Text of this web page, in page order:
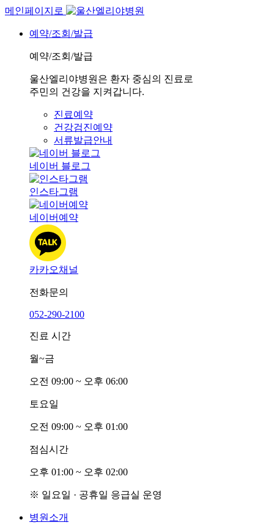
메인페이지로
예약/조회/발급
예약/조회/발급
울산엘리야병원은 환자 중심의 진료로
주민의 건강을 지켜갑니다.
진료예약
건강검진예약
서류발급안내
네이버 블로그
인스타그램
네이버예약
카카오채널
전화문의
052-290-2100
진료 시간
월~금
오전 09:00 ~ 오후 06:00
토요일
오전 09:00 ~ 오후 01:00
점심시간
오후 01:00 ~ 오후 02:00
※ 일요일 · 공휴일 응급실 운영
병원소개